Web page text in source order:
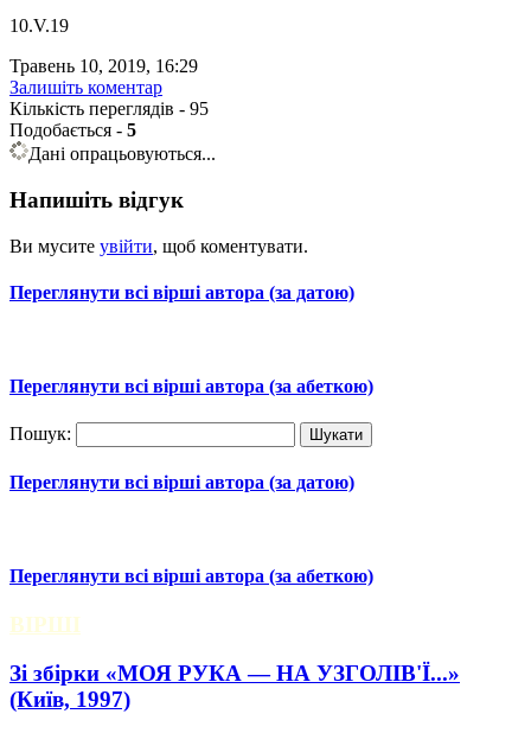
10.V.19
Травень 10, 2019, 16:29
Залишіть коментар
Кількість переглядів - 95
Подобається - 5
Дані опрацьовуються...
Напишіть відгук
Ви мусите увійти, щоб коментувати.
Переглянути всі вірші автора (за датою)
Переглянути всі вірші автора (за абеткою)
Пошук:
Переглянути всі вірші автора (за датою)
Переглянути всі вірші автора (за абеткою)
ВІРШІ
Зі збірки «МОЯ РУКА — НА УЗГОЛІВ'Ї...»
(Київ, 1997)